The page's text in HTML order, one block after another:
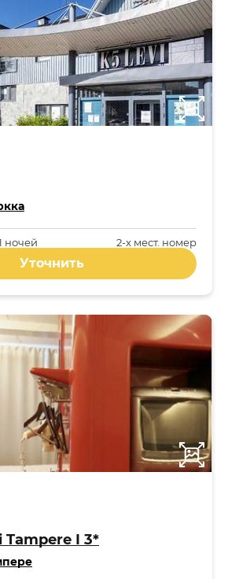
2-x мест. номер
ночей
Уточнить
I 3*